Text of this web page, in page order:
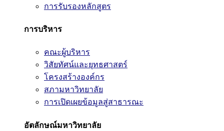
การรับรองหลักสูตร
การบริหาร
คณะผู้บริหาร
วิสัยทัศน์และยุทธศาสตร์
โครงสร้างองค์กร
สภามหาวิทยาลัย
การเปิดเผยข้อมูลสู่สาธารณะ
อัตลักษณ์มหาวิทยาลัย